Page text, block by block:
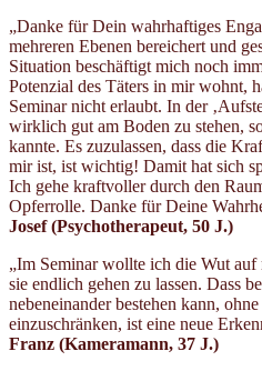
„Danke für Dein wahrhaftiges
mehreren Ebenen bereichert und
Situation beschäftigt mich noch
Potenzial des Täters in mir wohnt,
Seminar nicht erlaubt. In der
wirklich gut am Boden zu stehen,
kannte. Es zuzulassen, dass die
mir ist, ist wichtig! Damit hat sich
Ich gehe kraftvoller durch den
Opferrolle. Danke für Deine
Josef (Psychotherapeut, 50 J.)
„Im Seminar wollte ich die Wut auf
sie endlich gehen zu lassen. Dass
nebeneinander bestehen kann,
einzuschränken, ist eine neue
Franz (Kameramann, 37 J.)